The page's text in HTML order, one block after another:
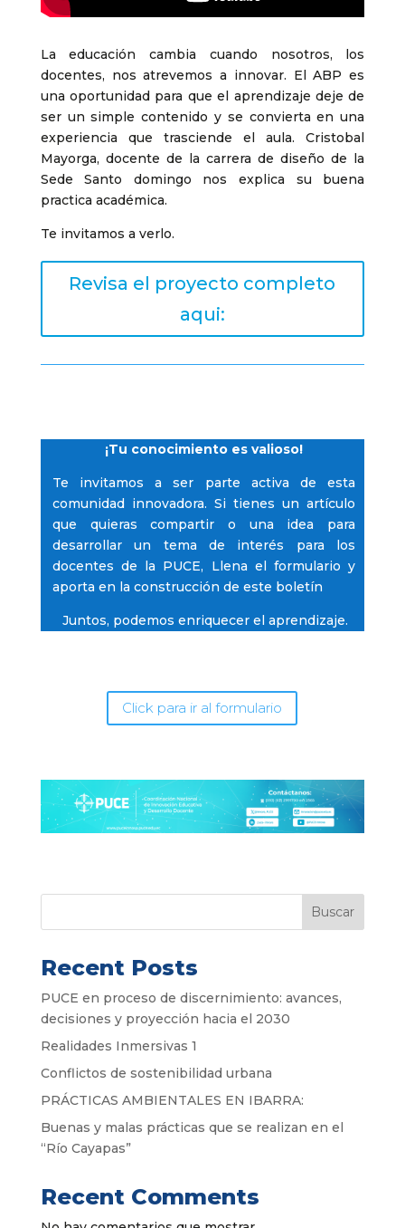
La educación cambia cuando nosotros, los
docentes, nos atrevemos a innovar. El ABP es
una oportunidad para que el aprendizaje deje de
ser un simple contenido y se convierta en una
experiencia que trasciende el aula. Cristobal
Mayorga, docente de la carrera de diseño de la
Sede Santo domingo nos explica su buena
practica académica.
Te invitamos a verlo.
Revisa el proyecto completo
aqui:
¡Tu conocimiento es valioso!
Te invitamos a ser parte activa de esta
comunidad innovadora. Si tienes un artículo
que quieras compartir o una idea para
desarrollar un tema de interés para los
docentes de la PUCE, Llena el formulario y
aporta en la construcción de este boletín
Juntos, podemos enriquecer el aprendizaje.
Click para ir al formulario
Buscar
Recent Posts
PUCE en proceso de discernimiento: avances,
decisiones y proyección hacia el 2030
Realidades Inmersivas 1
Conflictos de sostenibilidad urbana
PRÁCTICAS AMBIENTALES EN IBARRA:
Buenas y malas prácticas que se realizan en el
“Río Cayapas”
Recent Comments